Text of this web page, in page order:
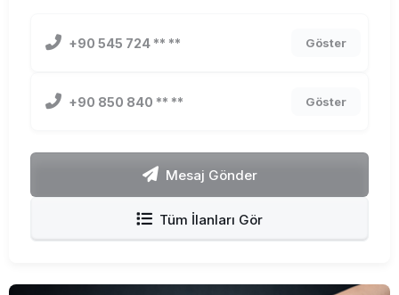
+90 545 724 ** ** Göster
+90 850 840 ** ** Göster
Mesaj Gönder
Tüm İlanları Gör